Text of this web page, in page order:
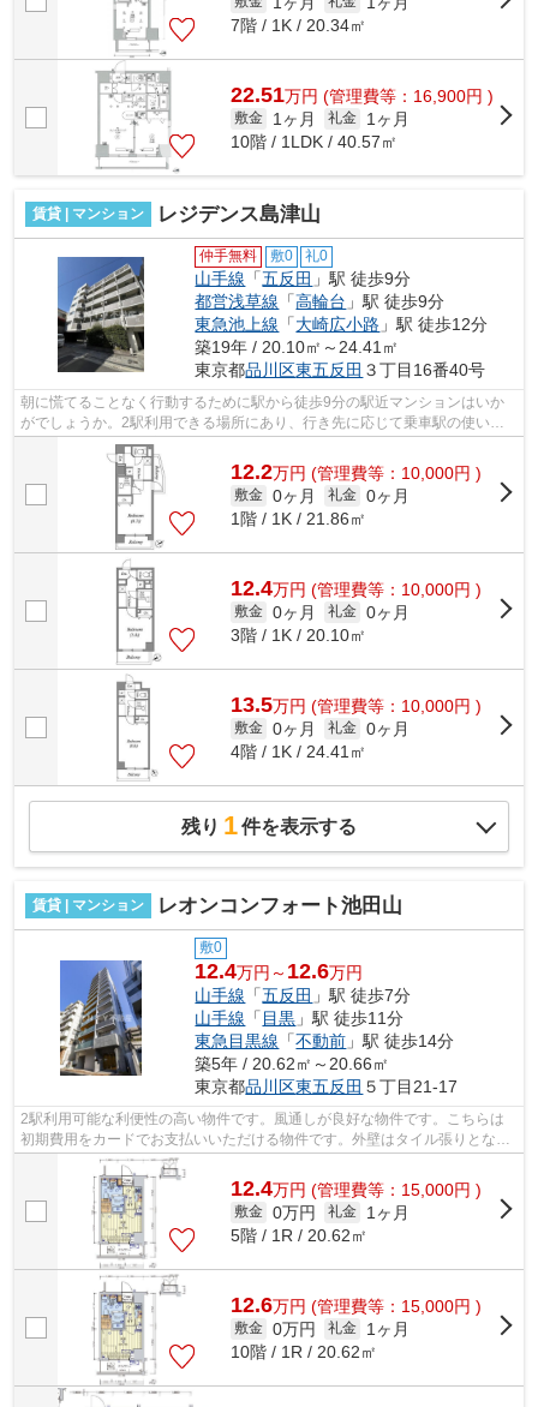
7階 / 1K / 20.34㎡
22.51万円 (管理費等：16,900円 )
敷金 1ヶ月 礼金
1ヶ月
10階 / 1LDK / 40.57㎡
賃貸 | マンション レジデンス島津山
仲手無料 敷0 礼0
山手線 「五反田 」駅 徒歩9分
都営浅草線 「高輪台 」駅 徒歩9分
東急池上線 「大崎広小路 」駅 徒歩12分
築19年 / 20.10㎡～24.41㎡
東京都品川区東五反田 ３丁目16番40号
朝に慌てることなく行動するために駅から徒歩9分の駅近マンションはいか
がでしょうか。2駅利用できる場所にあり、行き先に応じて乗車駅の使い分
けができます。通風良好な条件は健康面...
12.2万円 (管理費等：10,000円 )
敷金 0ヶ月 礼金 0ヶ月
1階 / 1K / 21.86㎡
12.4万円 (管理費等：10,000円 )
敷金 0ヶ月 礼金 0ヶ月
3階 / 1K / 20.10㎡
13.5万円 (管理費等：10,000円 )
敷金 0ヶ月 礼金 0ヶ月
4階 / 1K / 24.41㎡
残り 1件を表示する
賃貸 | マンション レオンコンフォート池田山
敷0
12.4万円～ 12.6万円
山手線 「五反田 」駅 徒歩7分
山手線 「 目黒 」駅 徒歩11分
東急目黒線 「不動前 」駅 徒歩14分
築5年 / 20.62㎡～20.66㎡
東京都品川区東五反田 ５丁目21-17
2駅利用可能な利便性の高い物件です。風通しが良好な物件です。こちらは
初期費用をカードでお支払いいただける物件です。外壁はタイル張りとなっ
ていて、印象的な外観です。駅から徒歩...
12.4万円 (管理費等：15,000円 )
敷金 0万円 礼金
1ヶ月
5階 / 1R / 20.62㎡
12.6万円 (管理費等：15,000円 )
敷金 0万円 礼金
1ヶ月
10階 / 1R / 20.62㎡